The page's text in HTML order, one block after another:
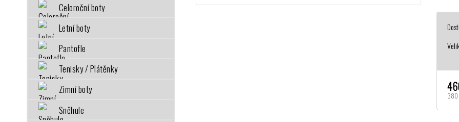
Celoroční boty
Letní boty
Pantofle
Tenisky / Plátěnky
Zimní boty
Sněhule
380